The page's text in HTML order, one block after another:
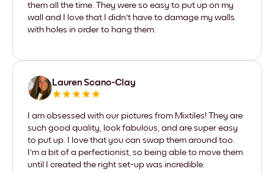
them all the time. They were so easy to put up on my
wall and I love that I didn't have to damage my walls
with holes in order to hang them.
Lauren Scano-Clay
I am obsessed with our pictures from Mixtiles! They are
such good quality, look fabulous, and are super easy
to put up. I love that you can swap them around too.
I'm a bit of a perfectionist, so being able to move them
until I created the right set-up was incredible.